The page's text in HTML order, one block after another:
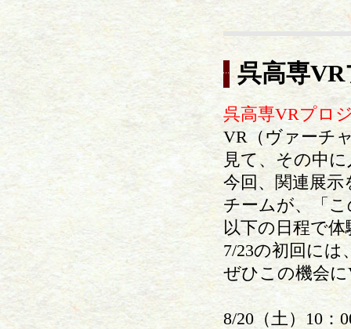
呉高専
呉高専VRプロ
VR（ヴァーチ
見て、その中
今回、関連展
チームが、「
以下の日程で
7/23の初回に
ぜひこの機会
8/20（土）10：